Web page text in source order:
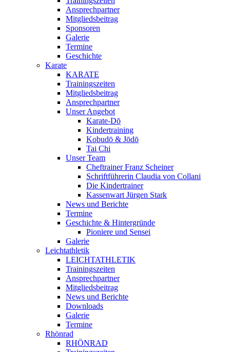
Ansprechpartner
Mitgliedsbeitrag
Sponsoren
Galerie
Termine
Geschichte
Karate
KARATE
Trainingszeiten
Mitgliedsbeitrag
Ansprechpartner
Unser Angebot
Karate-Dō
Kindertraining
Kobudō & Jōdō
Tai Chi
Unser Team
Cheftrainer Franz Scheiner
Schriftführerin Claudia von Collani
Die Kindertrainer
Kassenwart Jürgen Stark
News und Berichte
Termine
Geschichte & Hintergründe
Pioniere und Sensei
Galerie
Leichtathletik
LEICHTATHLETIK
Trainingszeiten
Ansprechpartner
Mitgliedsbeitrag
News und Berichte
Downloads
Galerie
Termine
Rhönrad
RHÖNRAD